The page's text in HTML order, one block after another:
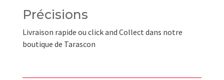
Précisions
Livraison rapide ou click and Collect dans notre
boutique de Tarascon